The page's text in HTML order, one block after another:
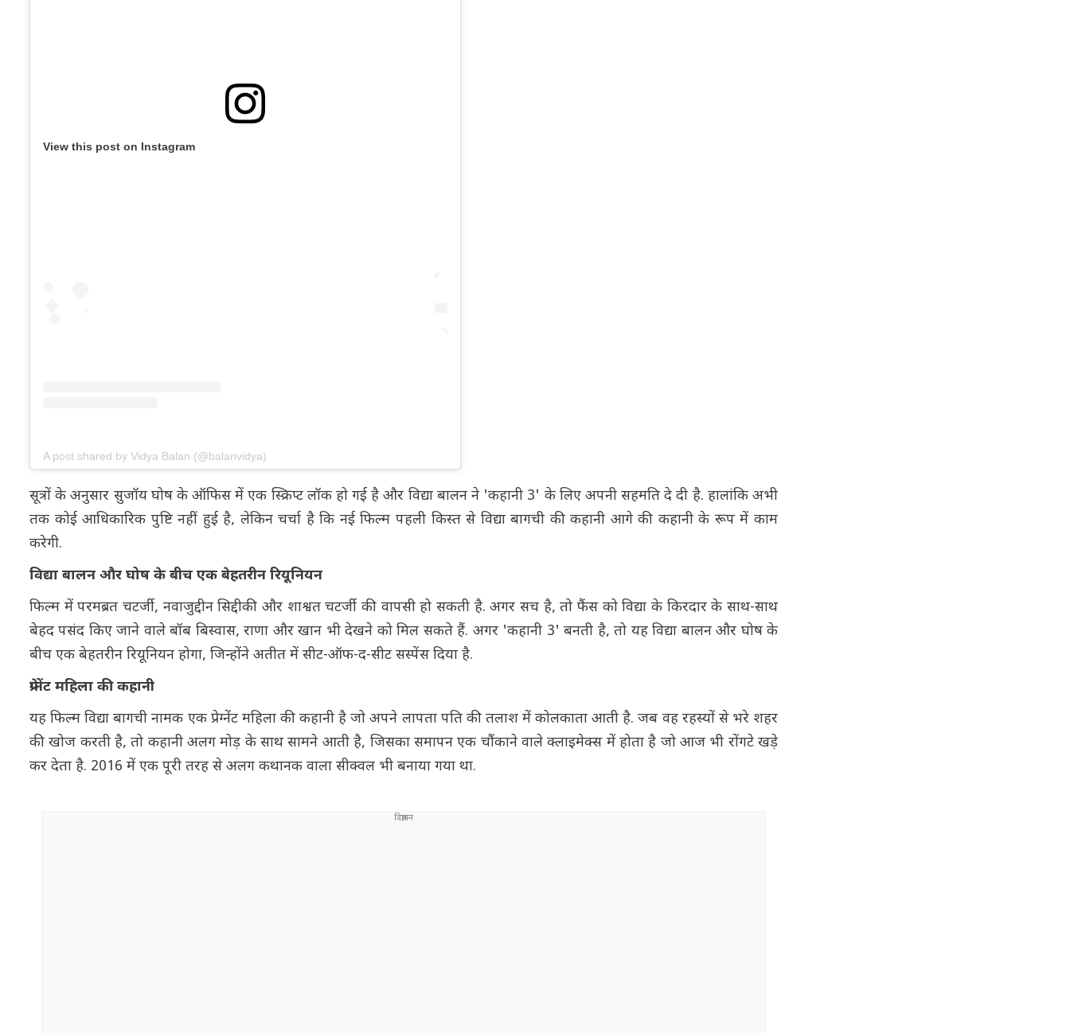
View this post on Instagram
A post shared by Vidya Balan (@balanvidya)
सूत्रों के अनुसार सुजॉय घोष के ऑफिस में एक स्क्रिप्ट लॉक हो गई है और विद्या बालन ने 'कहानी 3' के लिए अपनी सहमति दे दी है. हालांकि अभी
तक कोई आधिकारिक पुष्टि नहीं हुई है, लेकिन चर्चा है कि नई फिल्म पहली किस्त से विद्या बागची की कहानी आगे की कहानी के रूप में काम
करेगी.
विद्या बालन और घोष के बीच एक बेहतरीन रियूनियन
फिल्म में परमब्रत चटर्जी, नवाजुद्दीन सिद्दीकी और शाश्वत चटर्जी की वापसी हो सकती है. अगर सच है, तो फैंस को विद्या के किरदार के साथ-साथ
बेहद पसंद किए जाने वाले बॉब बिस्वास, राणा और खान भी देखने को मिल सकते हैं. अगर 'कहानी 3' बनती है, तो यह विद्या बालन और घोष के
बीच एक बेहतरीन रियूनियन होगा, जिन्होंने अतीत में सीट-ऑफ-द-सीट सस्पेंस दिया है.
प्रेग्नेंट महिला की कहानी
यह फिल्म विद्या बागची नामक एक प्रेग्नेंट महिला की कहानी है जो अपने लापता पति की तलाश में कोलकाता आती है. जब वह रहस्यों से भरे शहर
की खोज करती है, तो कहानी अलग मोड़ के साथ सामने आती है, जिसका समापन एक चौंकाने वाले क्लाइमेक्स में होता है जो आज भी रोंगटे खड़े
कर देता है. 2016 में एक पूरी तरह से अलग कथानक वाला सीक्वल भी बनाया गया था.